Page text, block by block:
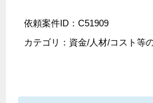
依頼案件ID：C51909
カテゴリ： 資金/人材/コスト等